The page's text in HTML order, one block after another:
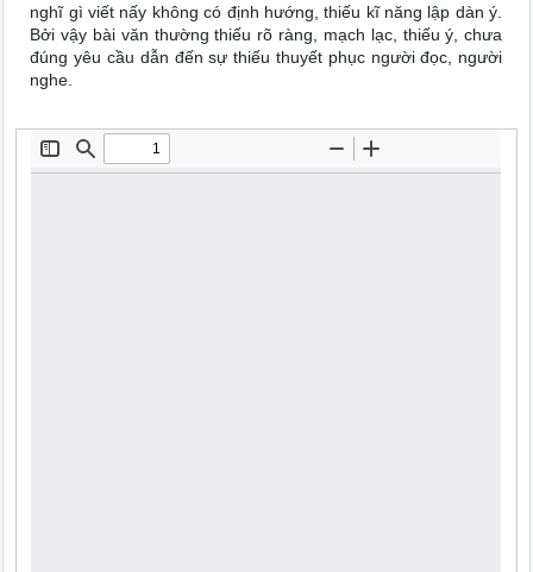
nghĩ gì viết nấy không có định hướng, thiếu kĩ năng lập dàn ý.
Bởi vậy bài văn thường thiếu rõ ràng, mạch lạc, thiếu ý, chưa
đúng yêu cầu dẫn đến sự thiếu thuyết phục người đọc, người
nghe.